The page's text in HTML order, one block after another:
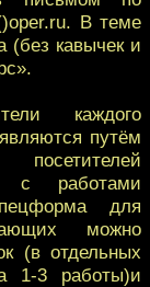
В теме
(без кавычек и
каждого
путём
с работами
для
можно
(в отдельных
1-3 работы)и